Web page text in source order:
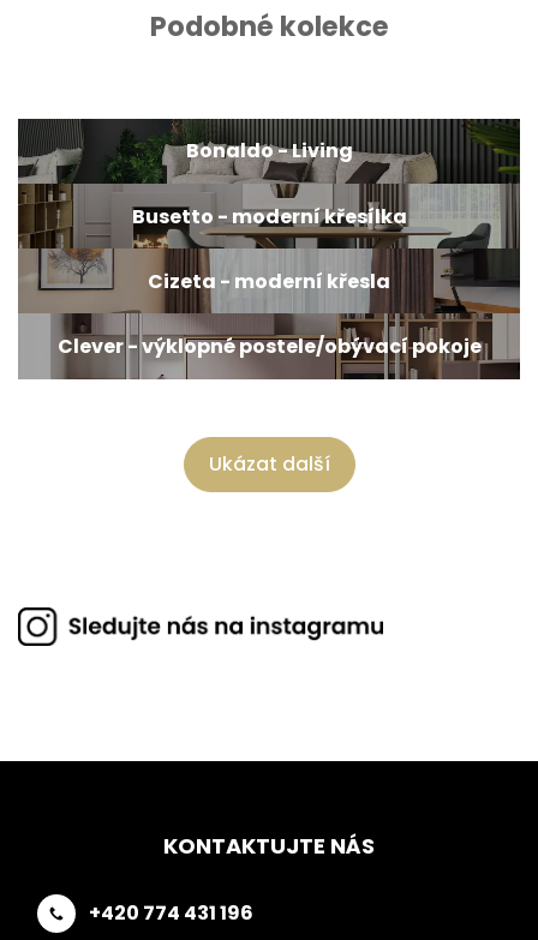
Podobné kolekce
Bonaldo - Living
Busetto - moderní křesílka
Cizeta - moderní křesla
Clever - výklopné postele/obývací pokoje
Ukázat další
KONTAKTUJTE NÁS
+420 774 431 196